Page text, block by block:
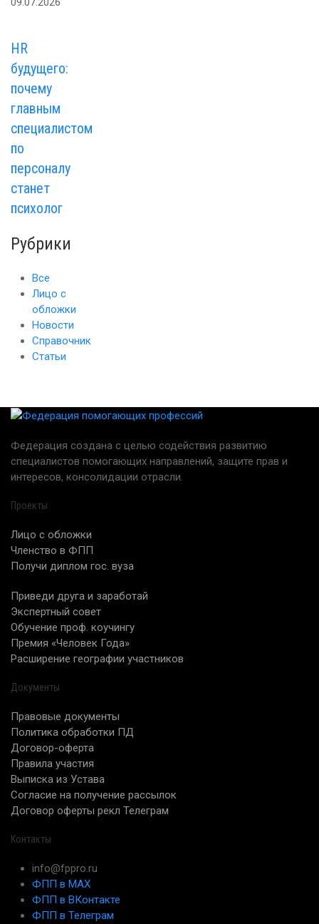
HR
будущего:
почему
главным
специалистом
по
персоналу
станет
психолог
Рубрики
Все
Лицо с
обложки
Новости
Справочник
Статьи
Федерация создана с целью содействия развитию
специалистов помогающих направлений, защите прав и
интересов, консолидации отрасли.
Проекты
Лицо с обложки
Членство в ФПП
Получи диплом гос. вуза
Приведи друга и заработай
Экспертный совет
Обучение проф. коучингу
Премия «Человек Года»
Расширение географии участников
Документы
Правовые документы
Политика обработки ПД
Договор-оферта
Правила участия
Выписка из Устава
Согласие на получение рассылок
Договор оферты рекл Телеграм
Контакты
info@fppro.ru
ФПП в МАХ
ФПП в ВКонтакте
ФПП в Телеграм